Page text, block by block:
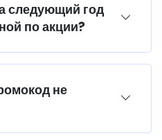
следующий год
по акции?
не